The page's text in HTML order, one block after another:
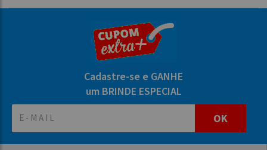
Cadastre-se e GANHE
um BRINDE ESPECIAL
OK